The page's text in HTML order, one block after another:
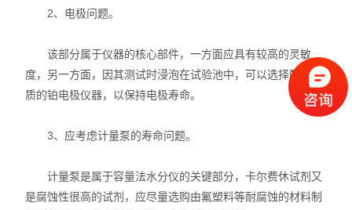
离子色谱仪
2、电极问题。
该部分属于仪器的核心部件，一方面应具有较高的灵敏
度，另一方面，因其测试时浸泡在试验池中，可以选择配备优
质的铂电极仪器，以保持电极寿命。
3、应考虑计量泵的寿命问题。
计量泵是属于容量法水分仪的关键部分，卡尔费休试剂又
是腐蚀性很高的试剂，应尽量选购由氟塑料等耐腐蚀的材料制